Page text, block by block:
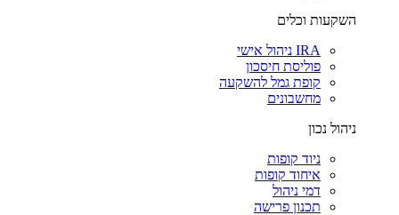
השקעות וכלים
IRA ניהול אישי
פוליסת חיסכון
קופת גמל להשקעה
מחשבונים
ניהול נכון
ניוד קופות
איחוד קופות
דמי ניהול
תכנון פרישה